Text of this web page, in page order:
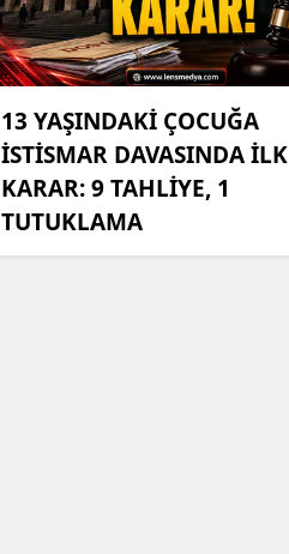
13 YAŞINDAKİ ÇOCUĞA
İSTİSMAR DAVASINDA İLK
KARAR: 9 TAHLİYE, 1
TUTUKLAMA